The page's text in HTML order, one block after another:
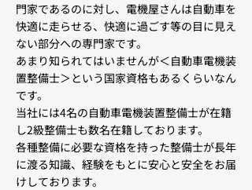
門家であるのに対し、電機屋さんは自動車を
快適に走らせる、快適に過ごす等の目に見え
ない部分への専門家です。
あまり知られてはいませんが＜自動車電機装
置整備士＞という国家資格もあるくらいなん
です。
当社には4名の自動車電機装置整備士が在籍
し2級整備士も数名在籍しております。
各種整備に必要な資格を持った整備士が長年
に渡る知識、経験をもとに安心と安全をお届
けしております。